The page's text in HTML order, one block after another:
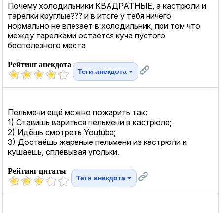
Почему холодильники КВАДРАТНЫЕ, а кастрюли и
тарелки круглые??? и в итоге у тебя ничего
нормально не влезает в холодильник, при том что
между тарелками остается куча пустого
бесполезного места
Рейтинг анекдота
Теги анекдота
Пельмени ещё можно пожарить так:
1) Ставишь вариться пельмени в кастрюле;
2) Идёшь смотреть Youtube;
3) Достаёшь жареные пельмени из кастрюли и
кушаешь, сплёвывая угольки.
Рейтинг цитаты
Теги анекдота